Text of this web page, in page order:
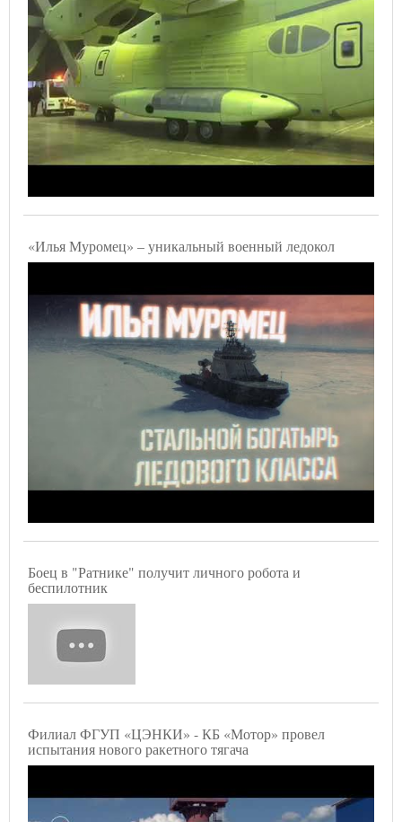
«Илья Муромец» – уникальный военный ледокол
Боец в "Ратнике" получит личного робота и
беспилотник
Филиал ФГУП «ЦЭНКИ» - КБ «Мотор» провел
испытания нового ракетного тягача